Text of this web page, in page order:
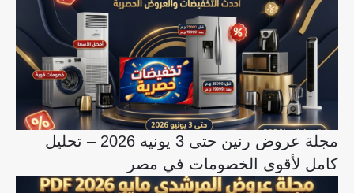
مجلة عروض رنين حتى 3 يونيه 2026 – تحليل
كامل لأقوى الخصومات في مصر